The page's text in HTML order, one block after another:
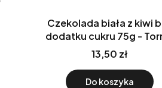
Czekolada biała z kiwi
dodatku cukru 75g -
13,50 zł
Do koszyka